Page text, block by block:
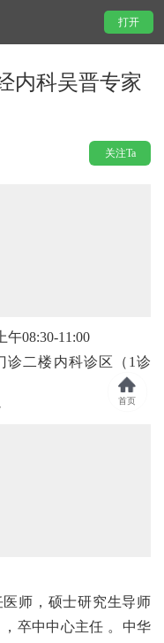
打开
内科吴晋专家
关注Ta
08:30-11:00
二楼内科诊区（1诊
师，硕士研究生导师
卒中中心主任 。中华
首页